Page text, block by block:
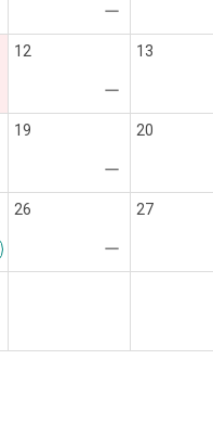
ー
12
ー
13
19
ー
20
26
ー
27